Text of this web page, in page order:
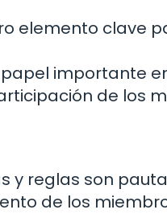
elemento clave
importante
de los
y reglas son
de los